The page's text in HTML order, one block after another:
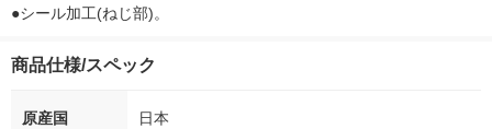
●シール加工(ねじ部)。
商品仕様/スペック
原産国 日本